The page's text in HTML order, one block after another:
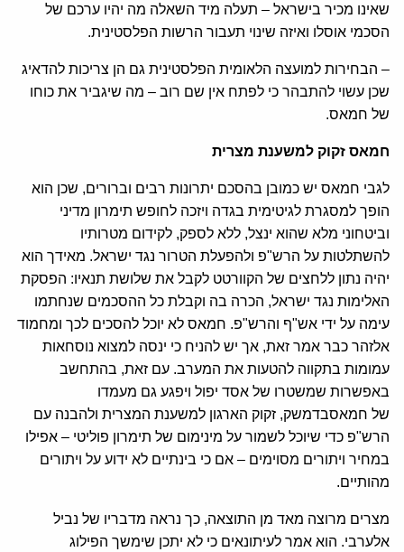
שאינו מכיר בישראל – תעלה מיד השאלה מה יהיו ערכם של
הסכמי אוסלו ואיזה שינוי תעבור הרשות הפלסטינית.
– הבחירות למועצה הלאומית הפלסטינית גם הן צריכות להדאיג
שכן עשוי להתבהר כי לפתח אין שם רוב – מה שיגביר את כוחו
של חמאס.
חמאס זקוק למשענת מצרית
לגבי חמאס יש כמובן בהסכם יתרונות רבים וברורים, שכן הוא
הופך למסגרת לגיטימית בגדה ויזכה לחופש תימרון מדיני
וביטחוני מלא שהוא ינצל, ללא לספק, לקידום מטרותיו
להשתלטות על הרש"פ ולהפעלת הטרור נגד ישראל. מאידך הוא
יהיה נתון ללחצים של הקוורטט לקבל את שלושת תנאיו: הפסקת
האלימות נגד ישראל, הכרה בה וקבלת כל ההסכמים שנחתמו
עימה על ידי אש"ף והרש"פ. חמאס לא יוכל להסכים לכך ומחמוד
אלזהר כבר אמר זאת, אך יש להניח כי ינסה למצוא נוסחאות
עמומות בתקווה להטעות את המערב. עם זאת, בהתחשב
באפשרות שמשטרו של אסד יפול ויפגע גם מעמדו
של חמאסבדמשק, זקוק הארגון למשענת המצרית ולהבנה עם
הרש"פ כדי שיוכל לשמור על מינימום של תימרון פוליטי – אפילו
במחיר ויתורים מסוימים – אם כי בינתיים לא ידוע על ויתורים
מהותיים.
מצרים מרוצה מאד מן התוצאה, כך נראה מדבריו של נביל
אלערבי. הוא אמר לעיתונאים כי לא יתכן שימשך הפילוג